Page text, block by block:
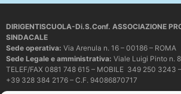
DIRIGENTISCUOLA-Di.S.Conf. ASSOCIAZIONE
SINDACALE
Sede operativa: Via Arenula n. 16 – 00186 – ROMA
Sede Legale e amministrativa: Viale Luigi Pinto n.
TELEF/FAX 0881 748 615 – MOBILE 349 250 3243
+39 328 384 2176 – C.F. 94086870717